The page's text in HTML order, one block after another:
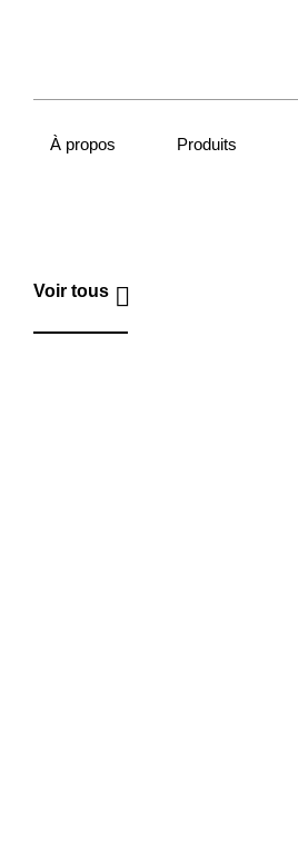
À propos Produits
Voir tous